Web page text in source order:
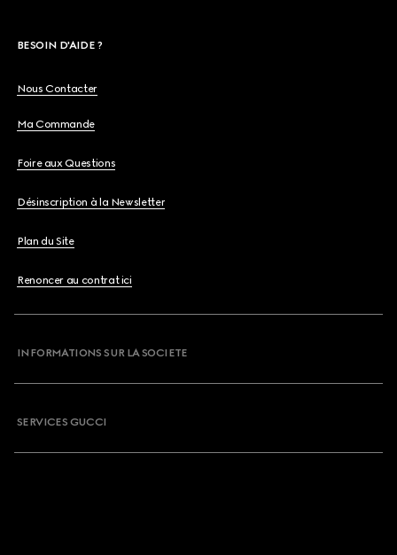
BESOIN D'AIDE ?
Nous Contacter
Ma Commande
Foire aux Questions
Désinscription à la Newsletter
Plan du Site
Renoncer au contrat ici
INFORMATIONS SUR LA SOCIETE
SERVICES GUCCI